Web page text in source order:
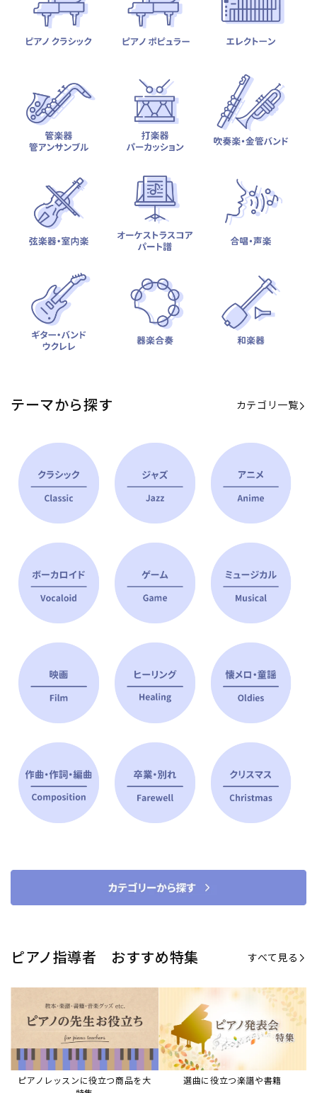
テーマから探す カテゴリ一覧
ピアノ指導者 おすすめ特集 すべて見る
ピアノレッスンに役立つ商品を大
選曲に役立つ楽譜や書籍